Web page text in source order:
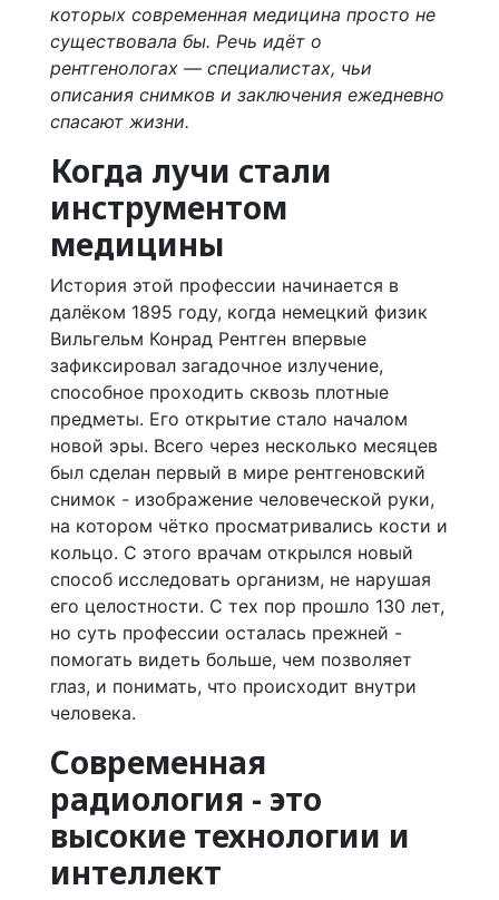
которых современная медицина просто не
существовала бы. Речь идёт о
рентгенологах — специалистах, чьи
описания снимков и заключения ежедневно
спасают жизни.
Когда лучи стали
инструментом
медицины
История этой профессии начинается в
далёком 1895 году, когда немецкий физик
Вильгельм Конрад Рентген впервые
зафиксировал загадочное излучение,
способное проходить сквозь плотные
предметы. Его открытие стало началом
новой эры. Всего через несколько месяцев
был сделан первый в мире рентгеновский
снимок - изображение человеческой руки,
на котором чётко просматривались кости и
кольцо. С этого врачам открылся новый
способ исследовать организм, не нарушая
его целостности. С тех пор прошло 130 лет,
но суть профессии осталась прежней -
помогать видеть больше, чем позволяет
глаз, и понимать, что происходит внутри
человека.
Современная
радиология - это
высокие технологии и
интеллект